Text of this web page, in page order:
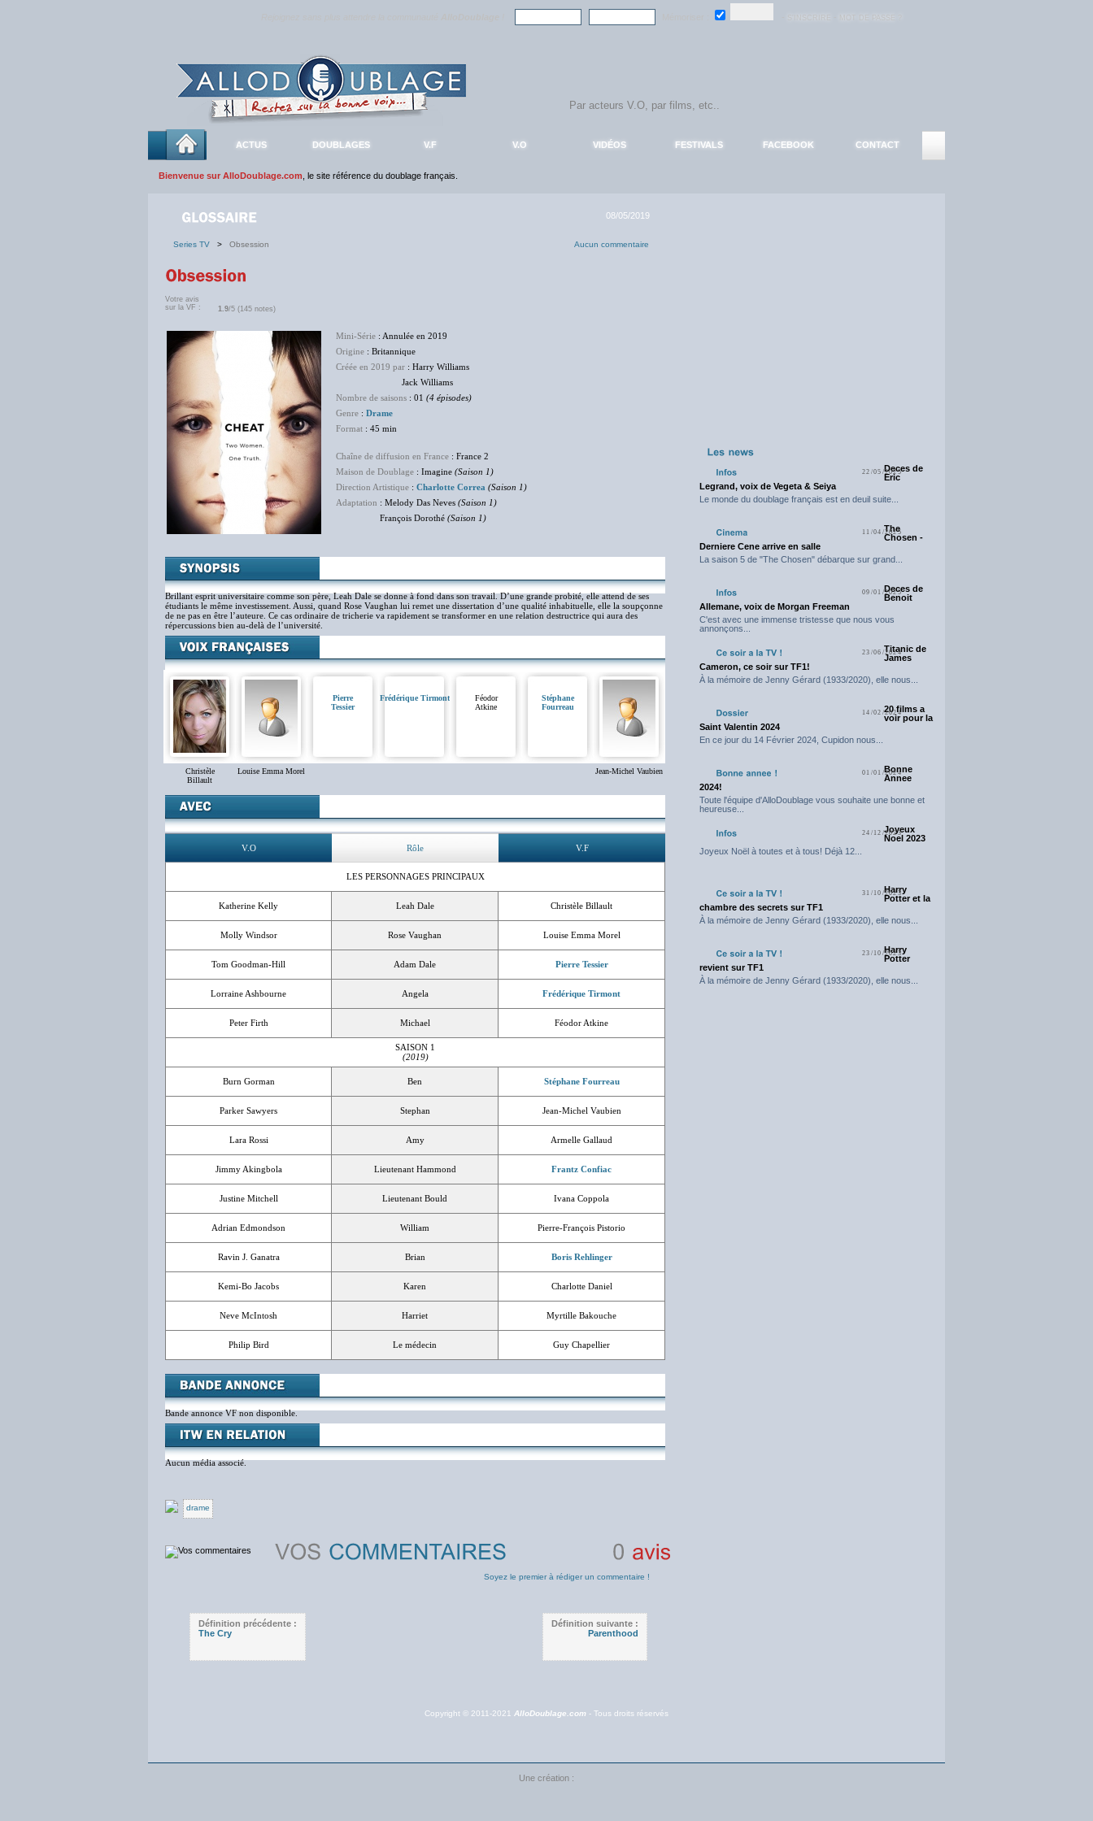
ACTUS DOUBLAGES V.F V.O VIDÉOS FESTIVALS FACEBOOK CONTACT
Bienvenue sur AlloDoublage.com , le site référence du doublage français.
08/05/2019
Series TV > Obsession Aucun commentaire
Votre avis
sur la VF :
1.9/5 (145 notes)
Mini-Série : Annulée en 2019
Origine : Britannique
Créée en 2019 par : Harry Williams
Jack Williams
Nombre de saisons : 01 (4 épisodes)
Genre : Drame
Format : 45 min
Chaîne de diffusion en France : France 2
Maison de Doublage : Imagine (Saison 1)
Direction Artistique : Charlotte Correa (Saison 1)
Adaptation : Melody Das Neves (Saison 1)
François Dorothé (Saison 1)
Brillant esprit universitaire comme son père, Leah Dale se donne à fond dans son travail. D’une grande probité, elle attend de ses
étudiants le même investissement. Aussi, quand Rose Vaughan lui remet une dissertation d’une qualité inhabituelle, elle la soupçonne
de ne pas en être l’auteure. Ce cas ordinaire de tricherie va rapidement se transformer en une relation destructrice qui aura des
répercussions bien au-delà de l’université.
Christèle
Billault
Louise Emma Morel
Pierre
Tessier
Frédérique Tirmont
Féodor
Atkine
Stéphane
Fourreau
Jean-Michel Vaubien
V.O Rôle V.F
LES PERSONNAGES PRINCIPAUX
Katherine Kelly Leah Dale Christèle Billault
Molly Windsor Rose Vaughan Louise Emma Morel
Tom Goodman-Hill Adam Dale Pierre Tessier
Lorraine Ashbourne Angela Frédérique Tirmont
Peter Firth Michael Féodor Atkine
SAISON 1
(2019)
Burn Gorman Ben Stéphane Fourreau
Parker Sawyers Stephan Jean-Michel Vaubien
Lara Rossi Amy Armelle Gallaud
Jimmy Akingbola Lieutenant Hammond Frantz Confiac
Justine Mitchell Lieutenant Bould Ivana Coppola
Adrian Edmondson William Pierre-François Pistorio
Ravin J. Ganatra Brian Boris Rehlinger
Kemi-Bo Jacobs Karen Charlotte Daniel
Neve McIntosh Harriet Myrtille Bakouche
Philip Bird Le médecin Guy Chapellier
Bande annonce VF non disponible.
Aucun média associé.
drame
Soyez le premier à rédiger un commentaire !
Définition précédente :
The Cry
Définition suivante :
Parenthood
22/05/2025Deces de
Eric
Legrand, voix de Vegeta & Seiya
Le monde du doublage français est en deuil suite...
11/04/2025
The
Chosen -
Derniere Cene arrive en salle
La saison 5 de "The Chosen" débarque sur grand...
09/01/2025Deces de
Benoit
Allemane, voix de Morgan Freeman
C'est avec une immense tristesse que nous vous
annonçons...
23/06/2024Titanic de
James
Cameron, ce soir sur TF1!
À la mémoire de Jenny Gérard (1933/2020), elle nous...
14/02/202420 films a
voir pour la
Saint Valentin 2024
En ce jour du 14 Février 2024, Cupidon nous...
01/01/2024
Bonne
Annee
2024!
Toute l'équipe d'AlloDoublage vous souhaite une bonne et
heureuse...
24/12/2023
Joyeux
Noel 2023
Joyeux Noël à toutes et à tous! Déjà 12...
31/10/2023
Harry
Potter et la
chambre des secrets sur TF1
À la mémoire de Jenny Gérard (1933/2020), elle nous...
23/10/2023
Harry
Potter
revient sur TF1
À la mémoire de Jenny Gérard (1933/2020), elle nous...
Copyright © 2011-2021 AlloDoublage.com - Tous droits réservés
Une création :